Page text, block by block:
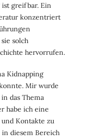
ist greifbar. Ein
konzentriert
solch
hervorrufen.
Kidnapping
Mir wurde
das Thema
habe ich eine
Kontakte zu
diesem Bereich